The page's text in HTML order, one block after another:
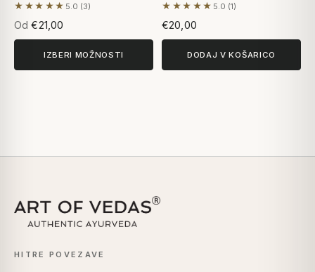
★★★★★ 5.0 (3)
Na podlagi 3 mnenj
Od €21,00
IZBERI MOŽNOSTI
★★★★★ 5.0 (1)
Na podlagi 1 mnenja
€20,00
DODAJ V KOŠARICO
HITRE POVEZAVE